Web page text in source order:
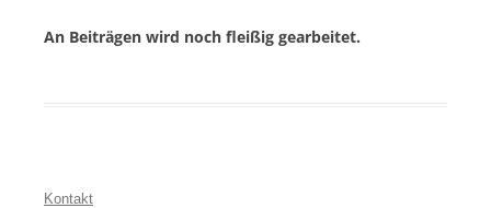
An Beiträgen wird noch fleißig gearbeitet.
Kontakt